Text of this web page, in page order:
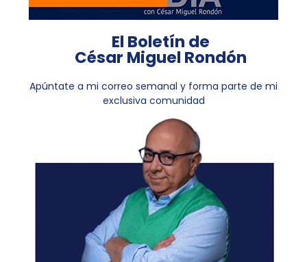
El Boletín de
César Miguel Rondón
Apúntate a mi correo semanal y forma parte de mi
exclusiva comunidad